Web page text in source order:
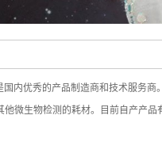
内优秀的产品制造商和技术服务
微生物检测的耗材。目前自产产品